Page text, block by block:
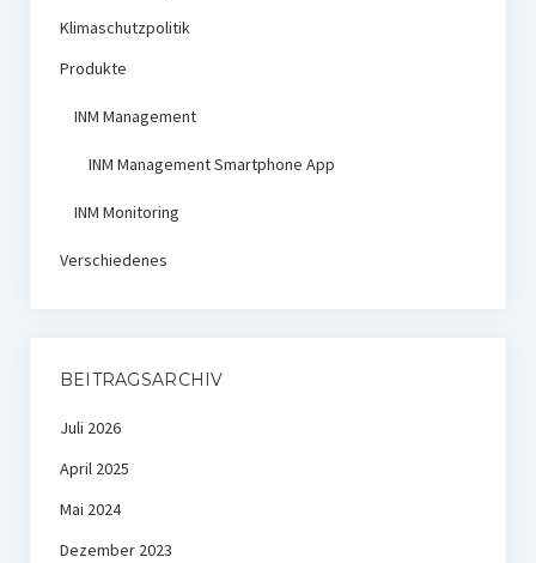
Klimaschutzpolitik
Produkte
INM Management
INM Management Smartphone App
INM Monitoring
Verschiedenes
BEITRAGSARCHIV
Juli 2026
April 2025
Mai 2024
Dezember 2023